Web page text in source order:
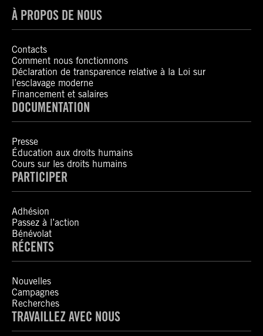
À PROPOS DE NOUS
Contacts
Comment nous fonctionnons
Déclaration de transparence relative à la Loi sur
l’esclavage moderne
Financement et salaires
DOCUMENTATION
Presse
Éducation aux droits humains
Cours sur les droits humains
PARTICIPER
Adhésion
Passez à l’action
Bénévolat
RÉCENTS
Nouvelles
Campagnes
Recherches
TRAVAILLEZ AVEC NOUS